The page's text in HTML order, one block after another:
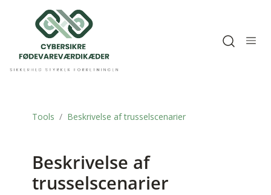
Tools Beskrivelse af trusselscenarier
Beskrivelse af
trusselscenarier